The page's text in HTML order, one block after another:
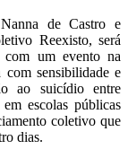
de Castro e
Reexisto, será
um evento na
sensibilidade e
ao suicídio entre
escolas públicas
coletivo que
dias.